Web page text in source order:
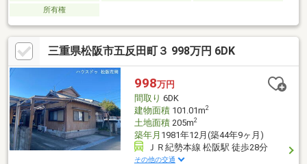
所有権
三重県松阪市五反田町３ 998万円 6DK
998万円
間取り 6DK
建物面積101.01m2
土地面積205m2
築年月 1981年12月(築44年9ヶ月)
ＪＲ紀勢本線 松阪駅 徒歩28分
その他の交通